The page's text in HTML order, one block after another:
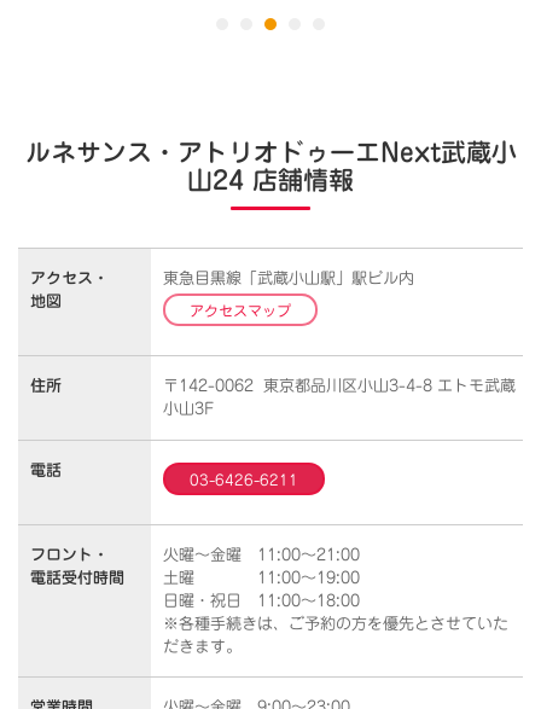
ルネサンス・アトリオドゥーエNext武蔵小
山24 店舗情報
アクセス・
地図
東急目黒線「武蔵小山駅」駅ビル内
アクセスマップ
住所
〒142-0062 東京都品川区小山3-4-8 エトモ武蔵
小山3F
電話
03-6426-6211
フロント・
電話受付時間
火曜～金曜 11:00～21:00
土曜 11:00～19:00
日曜・祝日 11:00～18:00
※各種手続きは、ご予約の方を優先とさせていた
だきます。